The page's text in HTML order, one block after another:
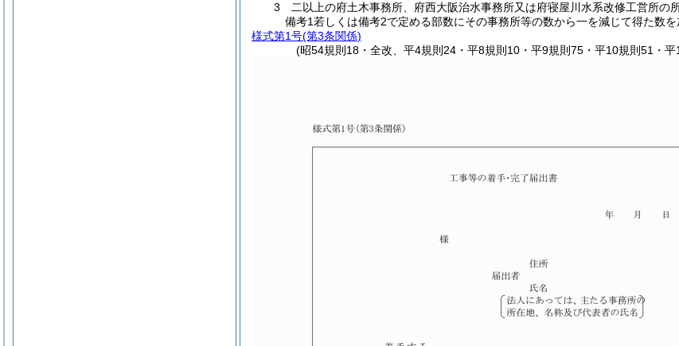
3 二以上の府土木事務所、府西大阪治水事務所又は府寝屋川水系改修工営所の
備考1若しくは備考2で定める部数にその事務所等の数から一を減じて得た数を
様式第1号(第3条関係)
(昭54規則18・全改、平4規則24・平8規則10・平9規則75・平10規則51・